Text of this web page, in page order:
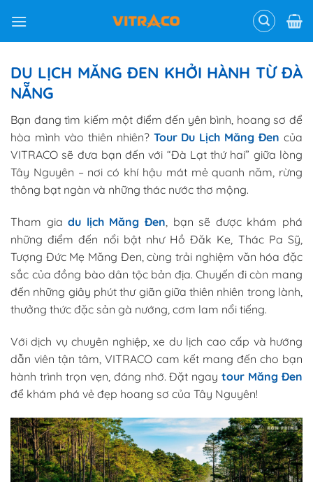
content
DU LỊCH MĂNG ĐEN KHỞI HÀNH TỪ ĐÀ
NẴNG
Bạn đang tìm kiếm một điểm đến yên bình, hoang sơ để
hòa mình vào thiên nhiên? Tour Du Lịch Măng Đen của
VITRACO sẽ đưa bạn đến với “Đà Lạt thứ hai” giữa lòng
Tây Nguyên – nơi có khí hậu mát mẻ quanh năm, rừng
thông bạt ngàn và những thác nước thơ mộng.
Tham giadu lịch Măng Đen , bạn sẽ được khám phá
những điểm đến nổi bật như Hồ Đăk Ke, Thác Pa Sỹ,
Tượng Đức Mẹ Măng Đen, cùng trải nghiệm văn hóa đặc
sắc của đồng bào dân tộc bản địa. Chuyến đi còn mang
đến những giây phút thư giãn giữa thiên nhiên trong lành,
thưởng thức đặc sản gà nướng, cơm lam nổi tiếng.
Với dịch vụ chuyên nghiệp, xe du lịch cao cấp và hướng
dẫn viên tận tâm, VITRACO cam kết mang đến cho bạn
hành trình trọn vẹn, đáng nhớ. Đặt ngaytour Măng Đen
để khám phá vẻ đẹp hoang sơ của Tây Nguyên!